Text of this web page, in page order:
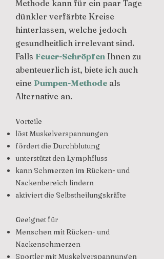
Methode kann für ein paar Tage
dünkler verfärbte Kreise
hinterlassen, welche jedoch
gesundheitlich irrelevant sind.
Falls Feuer-Schröpfen Ihnen zu
abenteuerlich ist, biete ich auch
eine Pumpen-Methode als
Alternative an.
Vorteile
löst Muskelverspannungen
fördert die Durchblutung
unterstützt den Lymphfluss
kann Schmerzen im Rücken- und
Nackenbereich lindern
aktiviert die Selbstheilungskräfte
Geeignet für
Menschen mit Rücken- und
Nackenschmerzen
Sportler mit Muskelverspannungen